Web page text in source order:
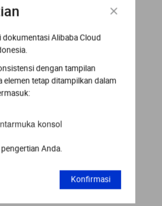
dokumentasi Alibaba Cloud
dengan tampilan
elemen tetap ditampilkan dalam
konsol
Anda.
Konfirmasi